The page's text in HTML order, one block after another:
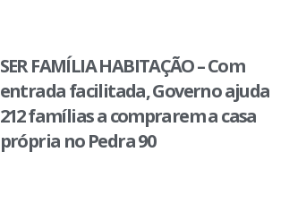
SER FAMÍLIA HABITAÇÃO – Com
entrada facilitada, Governo ajuda
212 famílias a comprarem a casa
própria no Pedra 90